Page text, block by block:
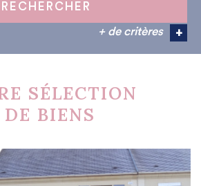
25KM
RECHERCHER
+ de critères +
SÉLECTION
DE BIENS